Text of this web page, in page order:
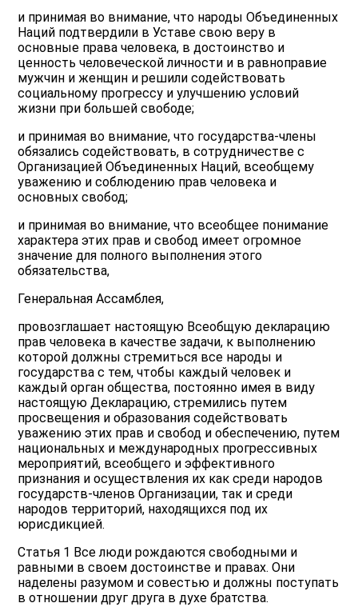
и принимая во внимание, что народы Объединенных
Наций подтвердили в Уставе свою веру в
основные права человека, в достоинство и
ценность человеческой личности и в равноправие
мужчин и женщин и решили содействовать
социальному прогрессу и улучшению условий
жизни при большей свободе;
и принимая во внимание, что государства-члены
обязались содействовать, в сотрудничестве с
Организацией Объединенных Наций, всеобщему
уважению и соблюдению прав человека и
основных свобод;
и принимая во внимание, что всеобщее понимание
характера этих прав и свобод имеет огромное
значение для полного выполнения этого
обязательства,
Генеральная Ассамблея,
провозглашает настоящую Всеобщую декларацию
прав человека в качестве задачи, к выполнению
которой должны стремиться все народы и
государства с тем, чтобы каждый человек и
каждый орган общества, постоянно имея в виду
настоящую Декларацию, стремились путем
просвещения и образования содействовать
уважению этих прав и свобод и обеспечению, путем
национальных и международных прогрессивных
мероприятий, всеобщего и эффективного
признания и осуществления их как среди народов
государств-членов Организации, так и среди
народов территорий, находящихся под их
юрисдикцией.
Статья 1 Все люди рождаются свободными и
равными в своем достоинстве и правах. Они
наделены разумом и совестью и должны поступать
в отношении друг друга в духе братства.